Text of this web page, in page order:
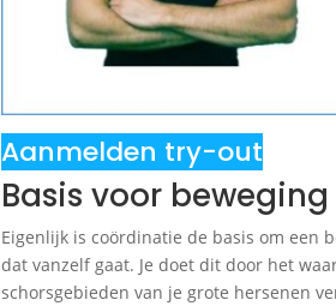
Aanmelden try-out
Basis voor beweging
Eigenlijk is coördinatie de basis om een
dat vanzelf gaat. Je doet dit door het
schorsgebieden van je grote hersenen